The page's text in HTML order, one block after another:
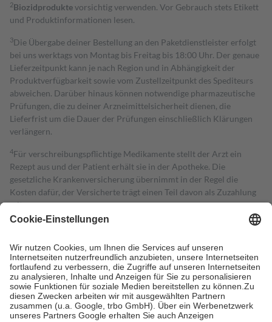
2Biozidproduktevorsichtig verwenden. Vor Gebrauch stets Etikett
und Produktinformationen lesen.
3Die Übergabe deiner Bestellung an den Paketdienstleister erfolgt
bei uns werktags von Montag bis Freitag bis 18:00 Uhr. Der genaue
Lieferzeitpunkt kann je nach Region und in Abhängigkeit der
Produktverfügbarkeit sowie vom Zustellzeitpunkt des Spediteurs
abweichen. Darüber hinaus können notwendige pharmazeutische
Prüfungen, die zu deiner Arzneimittelsicherheit dienen, die
Lieferfrist um die Dauer der Prüfungen einschließlich Klärungen
verlängern.
4Für verschreibungspflichtige Medikamente stellt der Arzt ein
Rezept aus und der Patient erhält sie in der Apotheke. Die
gesetzliche Krankenversicherung übernimmt in der Regel die
Kosten dafür, der Versicherte trägt einen Teil davon als Zuzahlung
mit.
Grundsätzlich leisten Mitglieder Zuzahlungen in Höhe von zehn
höchstens zehn Euro.
Es sind jedoch nie mehr als die tatsächlichen
Kosten der Leistung zu entrichten.
Diese Regeln gelten grundsätzlich auch für Online-Apotheken.
Bei Heilmitteln und häuslicher Krankenpflege beträgt die
Zuzahlung zehn Prozent der Kosten sowie zehn Euro je
Verordnung.
Um das Engagement der Versicherten für ihre eigene Gesundheit zu